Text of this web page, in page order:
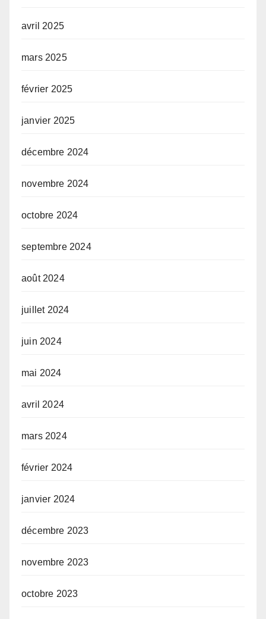
avril 2025
mars 2025
février 2025
janvier 2025
décembre 2024
novembre 2024
octobre 2024
septembre 2024
août 2024
juillet 2024
juin 2024
mai 2024
avril 2024
mars 2024
février 2024
janvier 2024
décembre 2023
novembre 2023
octobre 2023